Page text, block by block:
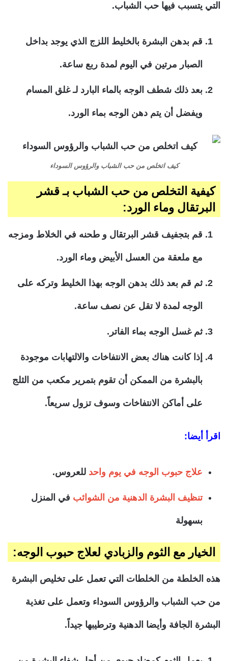
التي يتسبب فيها حب الشباب.
قم بدهن البشرة بالخليط اللزج الذي يوجد بداخل
الصبار مرتين في اليوم لمدة ربع ساعة.
بعد ذلك شطف الوجه بالماء البارد لـ غلق المسام
ويفضل أن يتم دهن الوجه بماء الورد.
كيف اتخلص من حب الشباب والرؤوس السوداء
كيفية التخلص من حب الشباب بـ قشر
البرتقال وماء الورد:
قم بتجفيف قشر البرتقال و طحنه في الخلاط ومزجه
مع ملعقة من العسل الأبيض وماء الورد.
ثم قم بعد ذلك بدهن الوجه بهذا الخليط وتركه على
الوجه لمدة لا تقل عن نصف ساعة.
ثم غسل الوجه بماء الفاتر.
إذا كانت هناك بعض الانتفاخات والالتهابات موجودة
بالبشرة من الممكن أن تقوم بتمرير مكعب من الثلج
على أماكن الانتفاخات وسوف تزول سريعاً.
اقرأ أيضا:
علاج حبوب الوجه في يوم واحد للعروس.
تنظيف البشرة الدهنية من الشوائب في المنزل
بسهولة
الخيار مع الثوم والزبادي لعلاج حبوب الوجه:
هذه الخلطة من الخلطات التي تعمل على تخليص البشرة
من حب الشباب والرؤوس السوداء وتعمل على تغذية
البشرة الجافة وأيضا الدهنية وترطيبها جيداً.